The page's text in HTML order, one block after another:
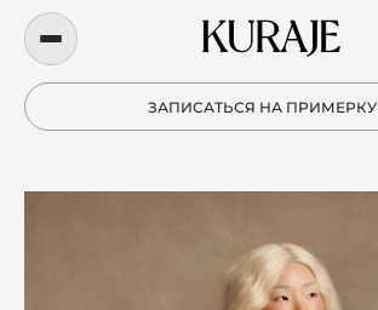
ЗАПИСАТЬСЯ НА ПРИМЕРКУ